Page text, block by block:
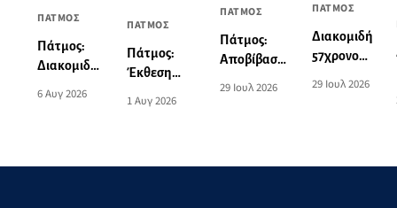
ΠΑΤΜΟΣ
Πάτμος:
Διακομιδή
στη Λέρο
6 Αυγ 2026
ΠΑΤΜΟΣ
Πάτμος:
Έκθεση
του Norman
Σταύρακα
1 Αυγ 2026
ΠΑΤΜΟΣ
Πάτμος:
Αποβίβαση
τραυματία
29 Ιουλ 2026
ΠΑΤΜΟΣ
Διακομιδή
57χρονου
από το
29 Ιουλ 2026